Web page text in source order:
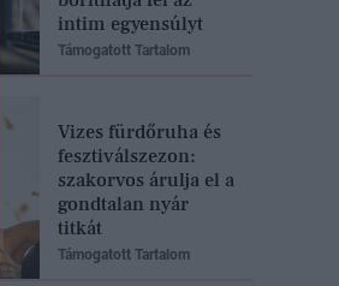
intim egyensúlyt
Támogatott Tartalom
Vizes fürdőruha és
fesztiválszezon:
szakorvos árulja el a
gondtalan nyár
titkát
Támogatott Tartalom